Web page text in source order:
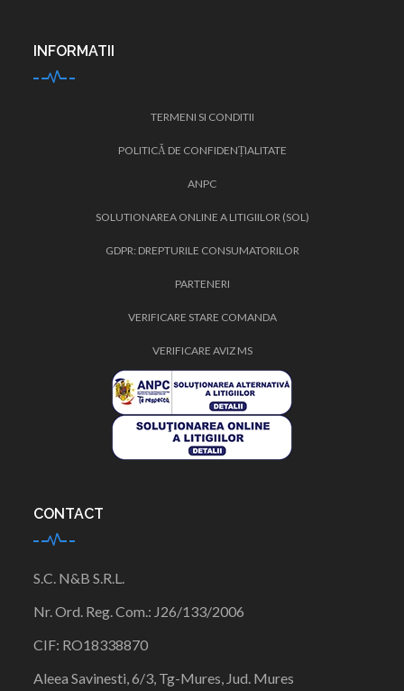
INFORMATII
TERMENI SI CONDITII
POLITICĂ DE CONFIDENȚIALITATE
ANPC
SOLUTIONAREA ONLINE A LITIGIILOR (SOL)
GDPR: DREPTURILE CONSUMATORILOR
PARTENERI
VERIFICARE STARE COMANDA
VERIFICARE AVIZ MS
CONTACT
S.C. N&B S.R.L.
Nr. Ord. Reg. Com.: J26/133/2006
CIF: RO18338870
Aleea Savinesti, 6/3, Tg-Mures, Jud. Mures